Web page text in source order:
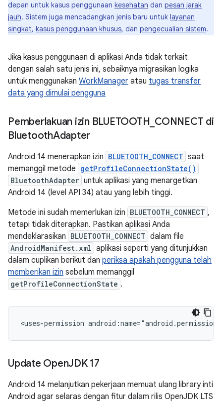
depan untuk kasus penggunaan kesehatan dan pesan jarak
jauh. Sistem juga mencadangkan jenis baru untuk layanan
singkat, kasus penggunaan khusus, dan pengecualian sistem.
Jika kasus penggunaan di aplikasi Anda tidak terkait
dengan salah satu jenis ini, sebaiknya migrasikan logika
untuk menggunakan WorkManager atau tugas transfer
data yang dimulai pengguna
Pemberlakuan izin BLUETOOTH CONNECT di
BluetoothAdapter
Android 14 menerapkan izin BLUETOOTH_CONNECT saat
memanggil metode getProfileConnectionState()
BluetoothAdapter untuk aplikasi yang menargetkan
Android 14 (level API 34) atau yang lebih tinggi.
Metode ini sudah memerlukan izin BLUETOOTH_CONNECT ,
tetapi tidak diterapkan. Pastikan aplikasi Anda
mendeklarasikan BLUETOOTH_CONNECT dalam file
AndroidManifest.xml aplikasi seperti yang ditunjukkan
dalam cuplikan berikut dan periksa apakah pengguna telah
memberikan izin sebelum memanggil
getProfileConnectionState .
<uses-permission
Update OpenJDK 17
Android 14 melanjutkan pekerjaan memuat ulang library inti
Android agar selaras dengan fitur dalam rilis OpenJDK LTS